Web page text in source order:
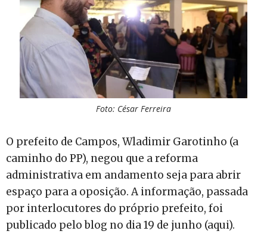
Foto: César Ferreira
O prefeito de Campos, Wladimir Garotinho (a
caminho do PP), negou que a reforma
administrativa em andamento seja para abrir
espaço para a oposição. A informação, passada
por interlocutores do próprio prefeito, foi
publicado pelo blog no dia 19 de junho (aqui).